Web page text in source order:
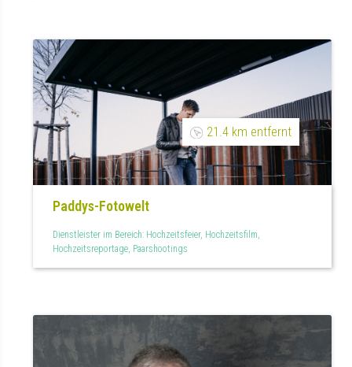
21.4 km entfernt
Paddys-Fotowelt
Dienstleister im Bereich: Hochzeitsfeier, Hochzeitsfilm,
Hochzeitsreportage, Paarshootings